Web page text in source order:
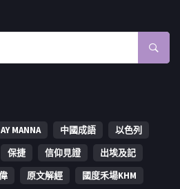
MANNA 中國成語
以色列
保捷 信仰見證
出埃及記
原文解經
國度禾場KHM